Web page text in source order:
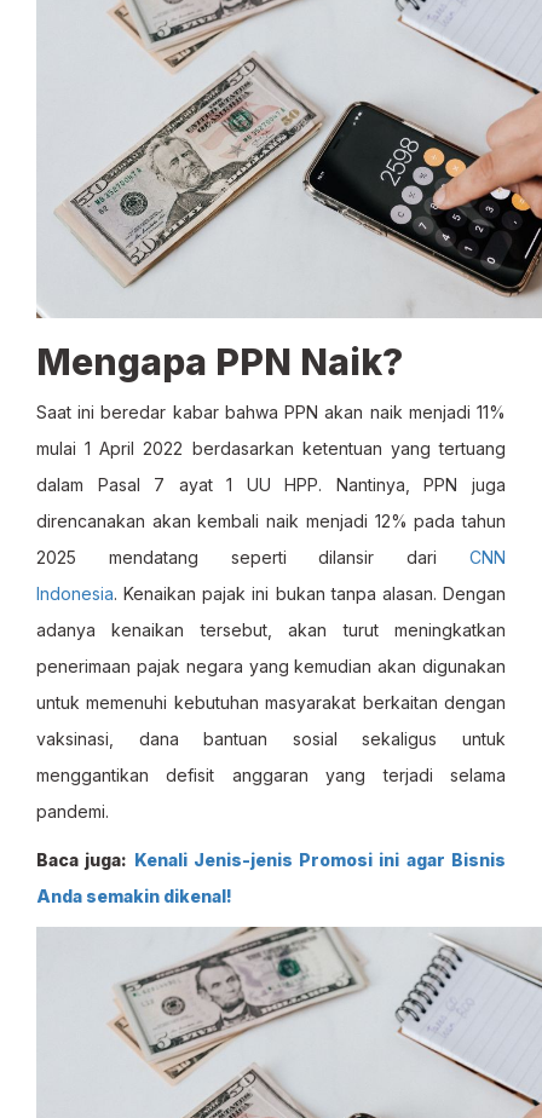
Mengapa PPN Naik?
Saat ini beredar kabar bahwa PPN akan naik menjadi 11%
mulai 1 April 2022 berdasarkan ketentuan yang tertuang
dalam Pasal 7 ayat 1 UU HPP. Nantinya, PPN juga
direncanakan akan kembali naik menjadi 12% pada tahun
2025 mendatang seperti dilansir dari CNN
Indonesia. Kenaikan pajak ini bukan tanpa alasan. Dengan
adanya kenaikan tersebut, akan turut meningkatkan
penerimaan pajak negara yang kemudian akan digunakan
untuk memenuhi kebutuhan masyarakat berkaitan dengan
vaksinasi, dana bantuan sosial sekaligus untuk
menggantikan defisit anggaran yang terjadi selama
pandemi.
Baca juga: Kenali Jenis-jenis Promosi ini agar Bisnis
Anda semakin dikenal!